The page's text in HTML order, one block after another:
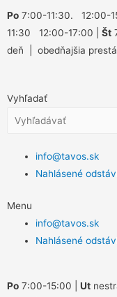
Po 7:00-11:30. 12:00-
11:30 12:00-17:00 | Št
deň | obedňajšia
Vyhľadať
info@tavos.sk
Nahlásené
Menu
info@tavos.sk
Nahlásené
Po 7:00-15:00 | Ut